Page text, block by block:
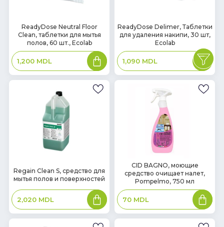
наличии
ReadyDose Neutral Floor
Clean, таблетки для мытья
полов, 60 шт., Ecolab
1,200 MDL
В
корзину
В
наличии
ReadyDose Delimer, Таблетки
для удаления накипи, 30 шт,
Ecolab
1,090 MDL
В
корзину
В
наличии
Regain Clean S, средство для
мытья полов и поверхностей
2,020 MDL
В
корзину
наличии
CID BAGNO, моющие
средство очищает налет,
Pompelmo, 750 мл
70 MDL
В
корзину